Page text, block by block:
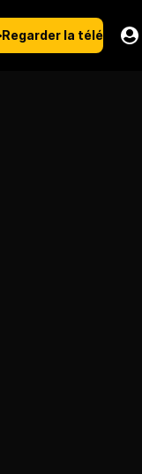
Regarder la télé